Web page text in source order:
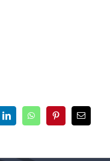
LinkedInWhatsAppPinterest
E-
mail